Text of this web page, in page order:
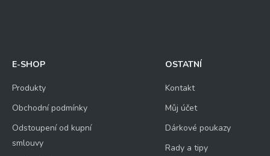
E-SHOP
Produkty
Obchodní podmínky
Odstoupení od kupní
smlouvy
OSTATNÍ
Kontakt
Můj účet
Dárkové poukazy
Rady a tipy